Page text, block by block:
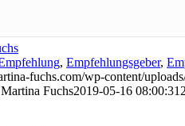
, Empfehlungsgeber,
fuchs.com/wp-content/
Martina Fuchs2019-05-16 08:00:31